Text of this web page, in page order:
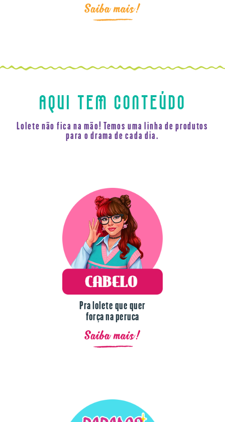
Saiba mais!
AQUI TEM CONTEÚDO
Lolete não fica na mão! Temos uma linha de produtos
para o drama de cada dia.
Pra lolete que quer
força na peruca
Saiba mais!